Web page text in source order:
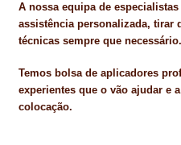
A nossa equipa de
assistência personalizada, tirar
técnicas sempre que necessário.
Temos bolsa de aplicadores
experientes que o vão ajudar e
colocação.